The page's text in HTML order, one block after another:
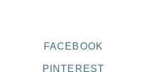
FACEBOOK
PINTEREST
r